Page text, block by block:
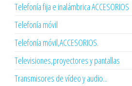
Telefonía fija e inalámbrica ACCESORIOS
Telefonía móvil
Telefonía móvil,ACCESORIOS.
Televisiones,proyectores y pantallas
Transmisores de vídeo y audio...